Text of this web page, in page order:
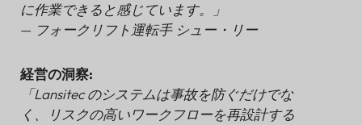
に作業できると感じています。」
— フォークリフト運転手 シュー・リー
経営の洞察:
「Lansitec のシステムは事故を防ぐだけでな
く、リスクの高いワークフローを再設計する